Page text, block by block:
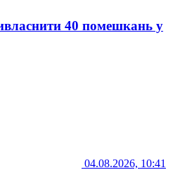
40 помешкань у
04.08.2026, 10:41